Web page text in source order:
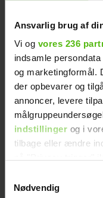
Ansvarlig brug af
Vi og vores 236
indsamle
og marketingformål.
der opbevarer og
annoncer, levere
indstillingerog i
tilbage eller ændre
Dine valg anvendes
Nødvendig
Efter lang
Nu bryder
med stor